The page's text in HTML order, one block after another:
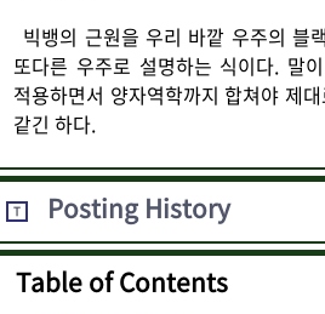
빅뱅의 근원을 우리 바깥 우주의 블
또다른 우주로 설명하는 식이다. 말
적용하면서 양자역학까지 합쳐야 제
같긴 하다.
T Posting History
Table of Contents